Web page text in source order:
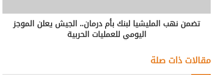
تضمن نهب المليشيا لبنك بأم درمان.. الجيش يعلن الموجز
اليومي للعمليات الحربية
مقالات ذات صلة